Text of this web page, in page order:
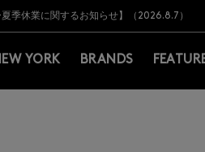
税込）以上のお買上げで常時送料無料！お
止のお知らせ】(2026.8.7)
季休業に関するお知らせ】（2026.8.7）
時停止のお知らせ】（2026.8.5）
によるお荷物のお届けについて
のご案内・ご注意事項
税込）以上のお買上げで常時送料無料！お
止のお知らせ】(2026.8.7)
YORK BRANDS